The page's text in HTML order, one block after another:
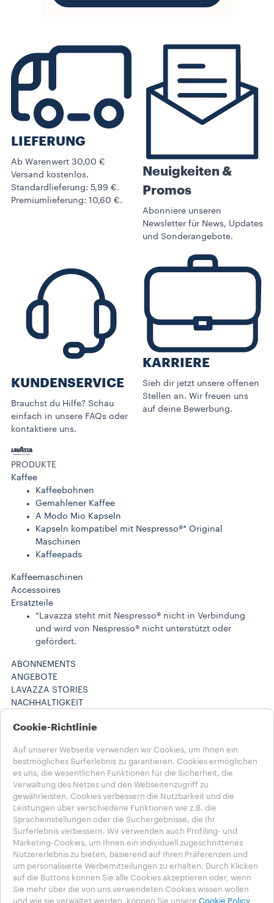
LIEFERUNG
Ab Warenwert 30,00 €
Versand kostenlos.
Standardlieferung: 5,99 €.
Premiumlieferung: 10,60 €.
Neuigkeiten &
Promos​
Abonniere unseren
Newsletter für News, Updates
und Sonderangebote.
KUNDENSERVICE​
Brauchst du Hilfe? Schau
einfach in unsere FAQs oder
kontaktiere uns.
KARRIERE
Sieh dir jetzt unsere offenen
Stellen an. Wir freuen uns
auf deine Bewerbung.
PRODUKTE
Kaffee
Kaffeebohnen
Gemahlener Kaffee
A Modo Mio Kapseln
Kapseln kompatibel mit Nespresso®* Original
Maschinen
Kaffeepads
Kaffeemaschinen
Accessoires
Ersatzteile
*Lavazza steht mit Nespresso® nicht in Verbindung
und wird von Nespresso® nicht unterstützt oder
gefördert.
ABONNEMENTS
ANGEBOTE
LAVAZZA STORIES
NACHHALTIGKEIT
Maschinenregistrierung
FAQs
Kontakt
Karriere
Datenschutz & AGB​
Nutzungsbedingungen
Geschäftsbedingungen
Abonnement kündigen / Vertrag widerrufen
Wähle dein Land aus​
DEUTSCHLAND​
DEUTSCHLAND​
ANDERE LÄNDER
Cookie-Richtlinie
Auf unserer Webseite verwenden wir Cookies, um Ihnen ein
bestmögliches Surferlebnis zu garantieren. Cookies ermöglichen
es uns, die wesentlichen Funktionen für die Sicherheit, die
Verwaltung des Netzes und den Webseitenzugriff zu
gewährleisten. Cookies verbessern die Nutzbarkeit und die
Leistungen über verschiedene Funktionen wie z.B. die
Spracheinstellungen oder die Suchergebnisse, die Ihr
Surferlebnis verbessern. Wir verwenden auch Profiling- und
Marketing-Cookies, um Ihnen ein individuell zugeschnittenes
Nutzererlebnis zu bieten, basierend auf Ihren Präferenzen und
um personalisierte Werbemitteilungen zu erhalten. Durch Klicken
auf die Buttons können Sie alle Cookies akzeptieren oder, wenn
Sie mehr über die von uns verwendeten Cookies wissen wollen
und wie sie verwaltet werden, können Sie unsere Cookie Policy